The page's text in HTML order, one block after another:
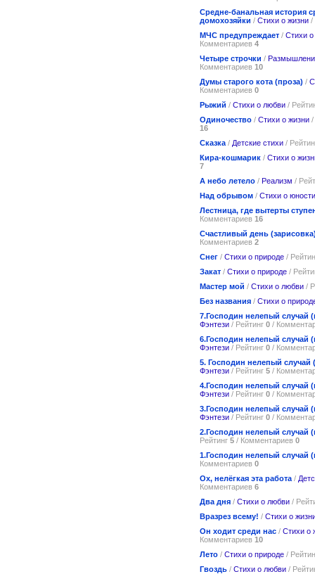
Средне-банальная история
домохозяйки / Стихи о жизни /
МЧС предупреждает / Стихи о
Комментариев 4
Четыре строчки /
Комментариев 10
Думы старого кота (проза) /
Комментариев 0
Рыжий / Стихи о любви /
Одиночество / Стихи о жизни /
16
Сказка / Детские стихи /
Кира-кошмарик / Стихи о
7
А небо летело / Реализм /
Над обрывом / Стихи о юности
Лестница, где вытерты
Комментариев 16
Счастливый день
Комментариев 2
Снег / Стихи о природе /
Закат / Стихи о природе /
Мастер мой / Стихи о любви /
Без названия / Стихи о
7.Господин нелепый случай
Фэнтези / Рейтинг 0 /
6.Господин нелепый случай
Фэнтези / Рейтинг 0 /
5. Господин нелепый
Фэнтези / Рейтинг 5 /
4.Господин нелепый случай
Фэнтези / Рейтинг 0 /
3.Господин нелепый случай
Фэнтези / Рейтинг 0 /
2.Господин нелепый случай
Рейтинг 5 / Комментариев 0
1.Господин нелепый случай
Комментариев 0
Ох, нелёгкая эта работа /
Комментариев 6
Два дня / Стихи о любви /
Вразрез всему! / Стихи о
Он ходит среди нас / Стихи о
Комментариев 10
Лето / Стихи о природе /
Гвоздь / Стихи о любви /